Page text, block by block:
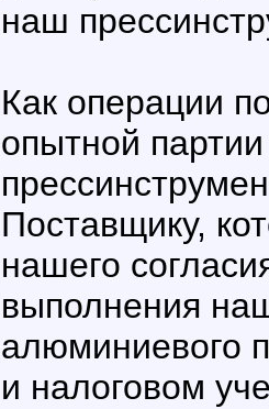
наш
Как операции
опытной
Поставщику,
нашего
выполнения
алюминиевого
и налоговом